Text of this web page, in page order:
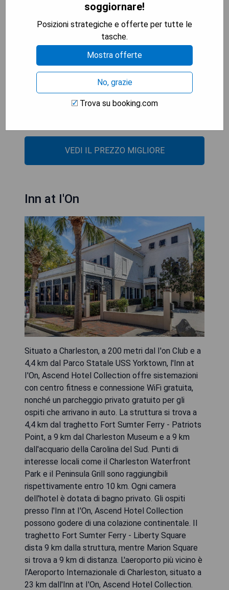
internazionale di Charleston, situato a 18 km da
The Pinch Charleston; la struttura offre inoltre un
servizio navetta a pagamento per l'aeroporto.
- Apertura nel aprile del 2022
- Posizione ideale vicino ai principali punti di
- Centro fitness disponibile in loco
VEDI IL PREZZO MIGLIORE
Inn at I'On
Situato a Charleston, a 200 metri dal I'on Club e a
4,4 km dal Parco Statale USS Yorktown, l'Inn at
I'On, Ascend Hotel Collection offre sistemazioni
con centro fitness e connessione WiFi gratuita,
nonché un parcheggio privato gratuito per gli
ospiti che arrivano in auto. La struttura si trova a
4,4 km dal traghetto Fort Sumter Ferry - Patriots
Point, a 9 km dal Charleston Museum e a 9 km
dall'acquario della Carolina del Sud. Punti di
interesse locali come il Charleston Waterfront
Park e il Peninsula Grill sono raggiungibili
rispettivamente entro 10 km. Ogni camera
dell'hotel è dotata di bagno privato. Gli ospiti
presso l'Inn at I'On, Ascend Hotel Collection
possono godere di una colazione continentale. Il
traghetto Fort Sumter Ferry - Liberty Square
dista 9 km dalla struttura, mentre Marion Square
si trova a 9 km di distanza. L'aeroporto più vicino è
l'Aeroporto Internazionale di Charleston, situato a
23 km dall'Inn at I'On, Ascend Hotel Collection.
soggiornare!
Posizioni strategiche e offerte per tutte le
tasche.
Mostra offerte
No, grazie
Trova su booking.com